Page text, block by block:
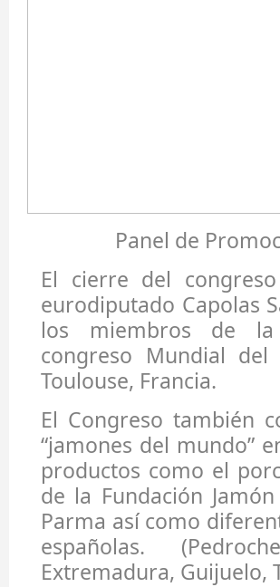
Panel de
El cierre del
eurodiputado Capolas
los miembros de la
congreso Mundial
Toulouse, Francia.
El Congreso también
“jamones del mundo”
productos como el
de la Fundación
Parma así como
españolas.
Extremadura, Guijuelo,